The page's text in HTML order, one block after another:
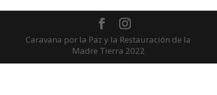
Caravana por la Paz y la Restauración de la
Madre Tierra 2022